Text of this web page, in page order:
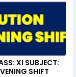
XI SUBJECT:
SHIFT